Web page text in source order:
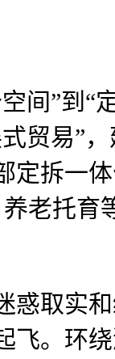
”到“定
贸易”
定拆一
老托育
实和
飞。环